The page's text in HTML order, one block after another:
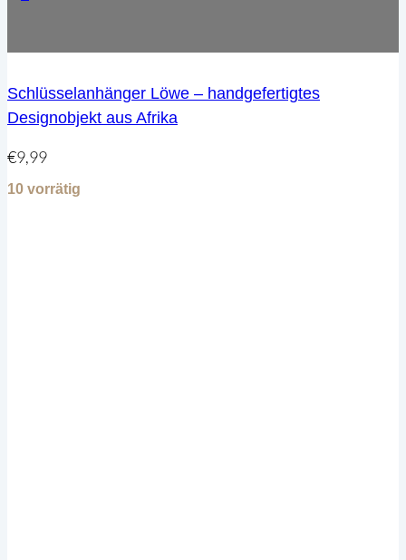
Schlüsselanhänger Löwe – handgefertigtes
Designobjekt aus Afrika
€9,99
10 vorrätig